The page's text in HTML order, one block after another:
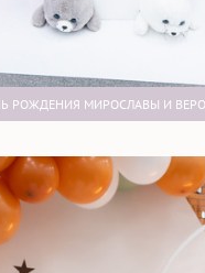
РОЖДЕНИЯ МИРОСЛАВЫ И